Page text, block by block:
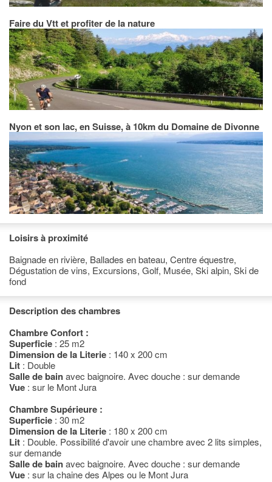
Faire du Vtt et profiter de la nature
Nyon et son lac, en Suisse, à 10km du Domaine de Divonne
Loisirs à proximité
Baignade en rivière, Ballades en bateau, Centre équestre,
Dégustation de vins, Excursions, Golf, Musée, Ski alpin, Ski de
fond
Description des chambres
Chambre Confort :
Superficie : 25 m2
Dimension de la Literie : 140 x 200 cm
Lit : Double
Salle de bainavec baignoire. Avec douche : sur demande
Vue : sur le Mont Jura
Chambre Supérieure :
Superficie : 30 m2
Dimension de la Literie : 180 x 200 cm
Lit : Double. Possibilité d'avoir une chambre avec 2 lits simples,
sur demande
Salle de bainavec baignoire. Avec douche : sur demande
Vue : sur la chaine des Alpes ou le Mont Jura